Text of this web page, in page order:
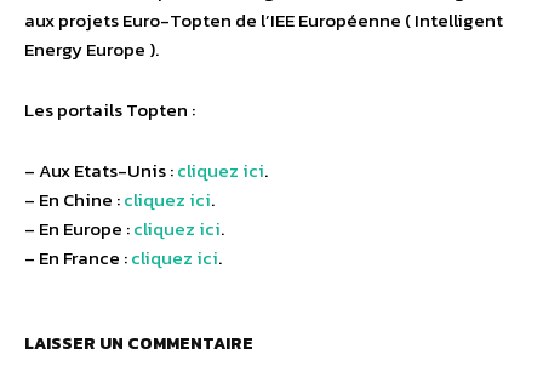
aux projets Euro-Topten de l’IEE Européenne ( Intelligent
Energy Europe ).
Les portails Topten :
– Aux Etats-Unis :cliquez ici.
– En Chine :cliquez ici.
– En Europe :cliquez ici.
– En France :cliquez ici.
LAISSER UN COMMENTAIRE